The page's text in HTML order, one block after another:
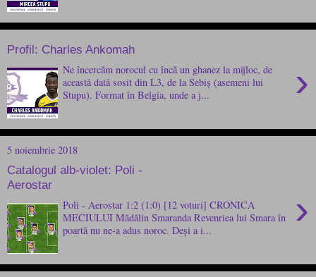
Profil: Charles Ankomah
›
Ne încercăm norocul cu încă un ghanez la mijloc, de
această dată sosit din L3, de la Sebiș (asemeni lui
Stupu). Format în Belgia, unde a j...
5 noiembrie 2018
Catalogul alb-violet: Poli -
Aerostar
›
Poli - Aerostar 1:2 (1:0) [12 voturi] CRONICA
MECIULUI Mădălin Smaranda Revenriea lui Smara în
poartă nu ne-a adus noroc. Deși a i...